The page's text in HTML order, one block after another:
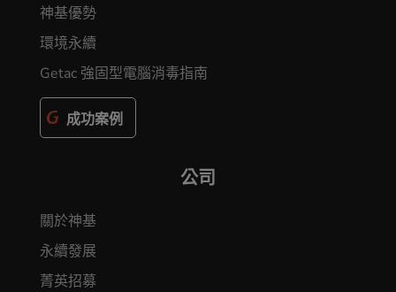
神基優勢
環境永續
Getac 強固型電腦消毒指南
成功案例
公司
關於神基
永續發展
菁英招募